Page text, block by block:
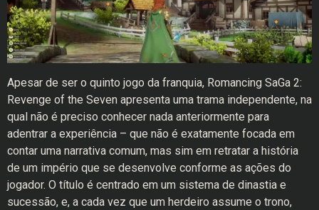
Apesar de ser o quinto jogo da franquia, Romancing SaGa 2:
Revenge of the Seven apresenta uma trama independente, na
qual não é preciso conhecer nada anteriormente para
adentrar a experiência – que não é exatamente focada em
contar uma narrativa comum, mas sim em retratar a história
de um império que se desenvolve conforme as ações do
jogador. O título é centrado em um sistema de dinastia e
sucessão, e, a cada vez que um herdeiro assume o trono,